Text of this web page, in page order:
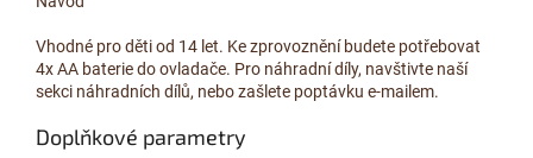
Vhodné pro děti od 14 let. Ke zprovoznění budete potřebovat
4x AA baterie do ovladače. Pro náhradní díly, navštivte naší
sekci náhradních dílů, nebo zašlete poptávku e-mailem.
Doplňkové parametry